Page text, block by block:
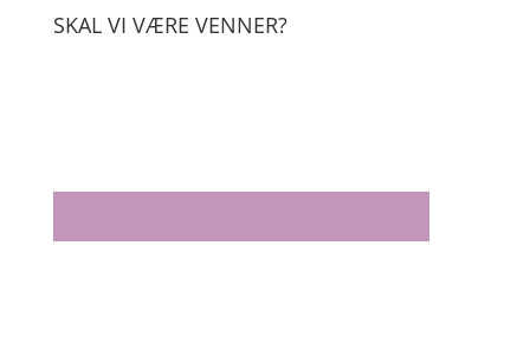
SKAL VI VÆRE VENNER?